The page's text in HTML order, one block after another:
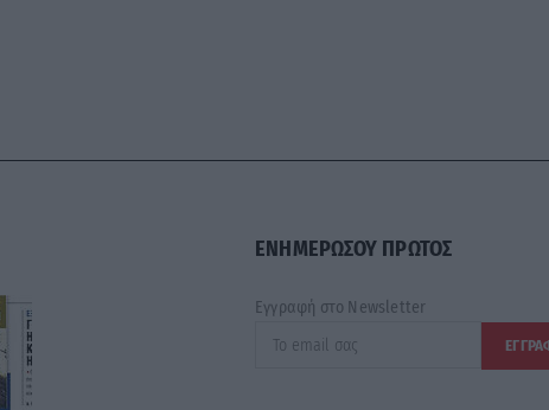
ΕΝΗΜΕΡΩΣΟΥ ΠΡΩΤΟΣ
Εγγραφή στο Newsletter